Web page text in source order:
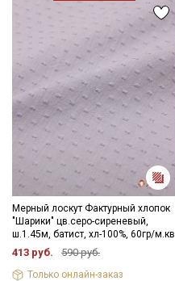
Мерный лоскут Фактурный хлопок
"Шарики" цв.серо-сиреневый,
ш.1.45м, батист, хл-100%, 60гр/м.кв
413 руб. 590 руб.
Только онлайн-заказ